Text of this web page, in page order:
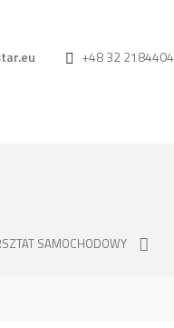
+48 32 2184404
SAMOCHODOWY